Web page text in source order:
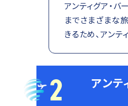
アンティグア・
までさまざまな
きるため、アン
2
アンテ